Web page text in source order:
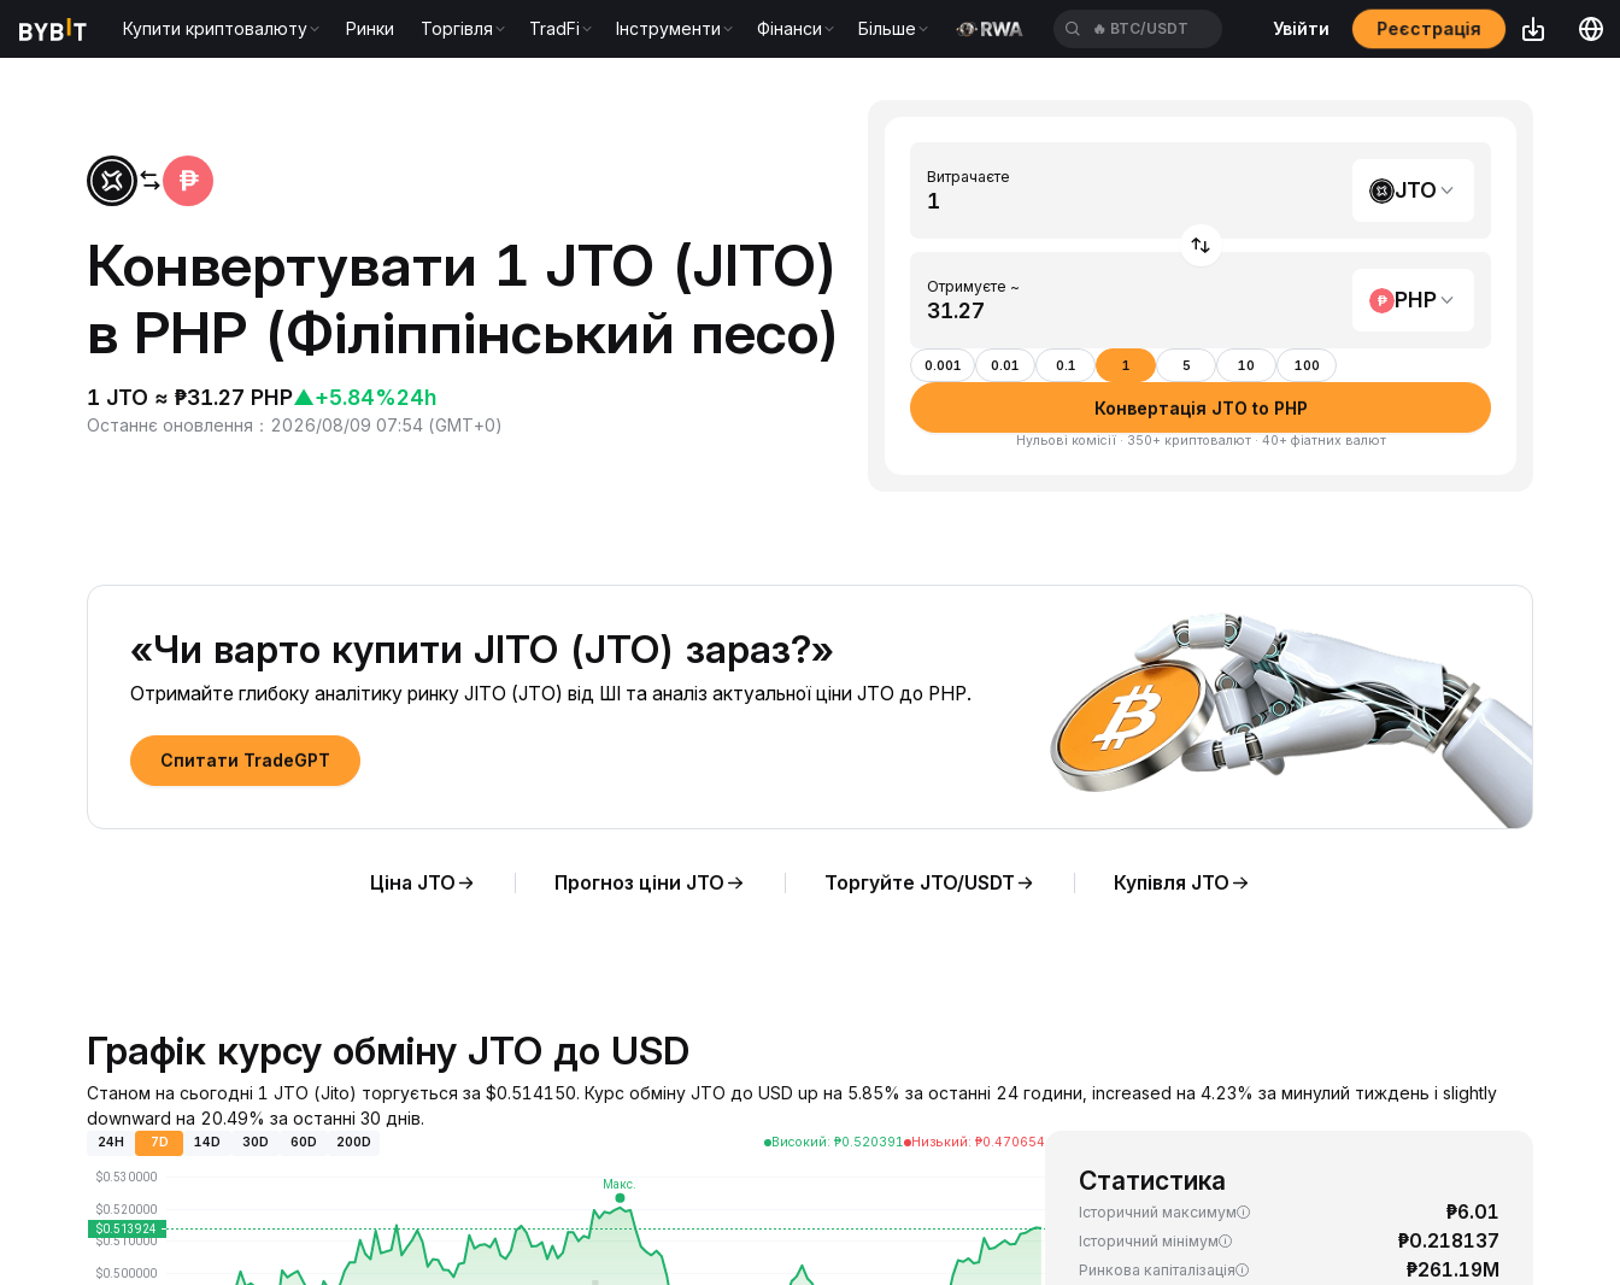
Купити криптовалюту Ринки Торгівля TradFi Інструменти Фінанси Більше 🔥 BTC/USDT Увійти Реєстрація
Конвертувати 1 JTO (JITO)
в PHP (Філіппінський песо)
1 JTO ≈ ₱31.27 PHP▲+5.84%24h
Останнє оновлення ： 2026/08/09 07:54 (GMT+0)
Витрачаєте
JTO
Отримуєте ~
PHP
0.001 0.01 0.1 1 5 10 100
Конвертація JTO to PHP
Нульові комісії · 350+ криптовалют · 40+ фіатних валют
«Чи варто купити JITO (JTO) зараз?»
Отримайте глибоку аналітику ринку JITO (JTO) від ШІ та аналіз актуальної ціни JTO до PHP.
Спитати TradeGPT
Ціна JTO Прогноз ціни JTO Торгуйте JTO/USDT Купівля JTO
Графік курсу обміну JTO до USD
Станом на сьогодні 1 JTO (Jito) торгується за $0.514150. Курс обміну JTO до USD up на 5.85% за останні 24 години, increased на 4.23% за минулий тиждень і slightly
downward на 20.49% за останні 30 днів.
24H 7D 14D 30D 60D 200D Високий: ₱0.520391 Низький: ₱0.470654
Статистика
Історичний максимум ₱6.01
Історичний мінімум ₱0.218137
Ринкова капіталізація ₱261.19M